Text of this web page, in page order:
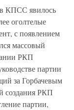
КПСС явилось
оголтелые
с появлением
массовый
РКП
партии
за Горбачевым
создания РКП
партии,